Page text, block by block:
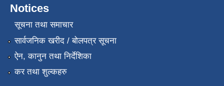
Notices
सूचना तथा समाचार
सार्वजनिक खरीद / बोलपत्र सूचना
ऐन, कानुन तथा निर्देशिका
कर तथा शुल्कहरु